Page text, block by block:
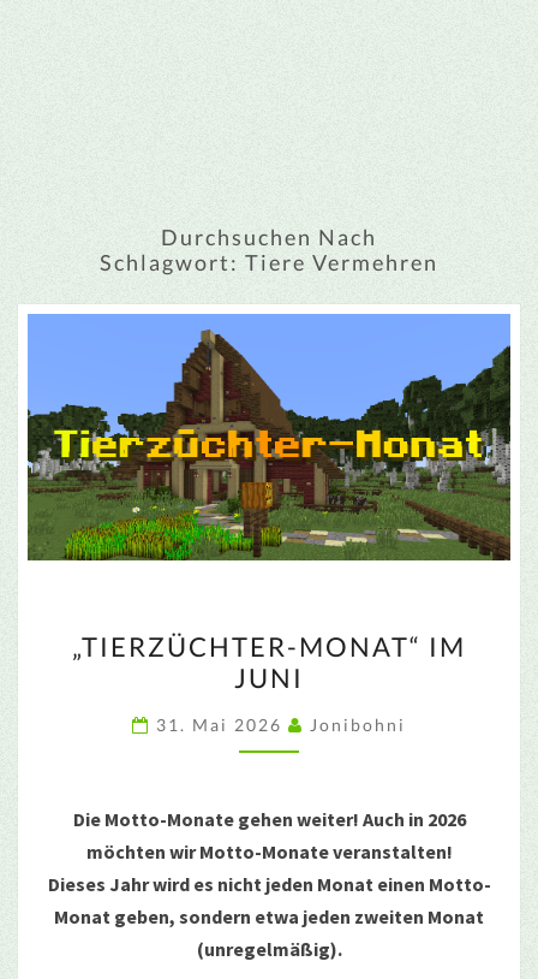
Durchsuchen Nach
Schlagwort: Tiere Vermehren
MONAT“
IM
JUNI
„TIERZÜCHTER-MONAT“ IM
JUNI
31. Mai 2026 Jonibohni
Die Motto-Monate gehen weiter! Auch in 2026
möchten wir Motto-Monate veranstalten!
Dieses Jahr wird es nicht jeden Monat einen Motto-
Monat geben, sondern etwa jeden zweiten Monat
(unregelmäßig).